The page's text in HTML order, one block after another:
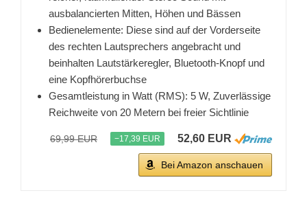
ausbalancierten Mitten, Höhen und Bässen
Bedienelemente: Diese sind auf der Vorderseite
des rechten Lautsprechers angebracht und
beinhalten Lautstärkeregler, Bluetooth-Knopf und
eine Kopfhörerbuchse
Gesamtleistung in Watt (RMS): 5 W, Zuverlässige
Reichweite von 20 Metern bei freier Sichtlinie
69,99 EUR −17,39 EUR 52,60 EUR
Bei Amazon anschauen